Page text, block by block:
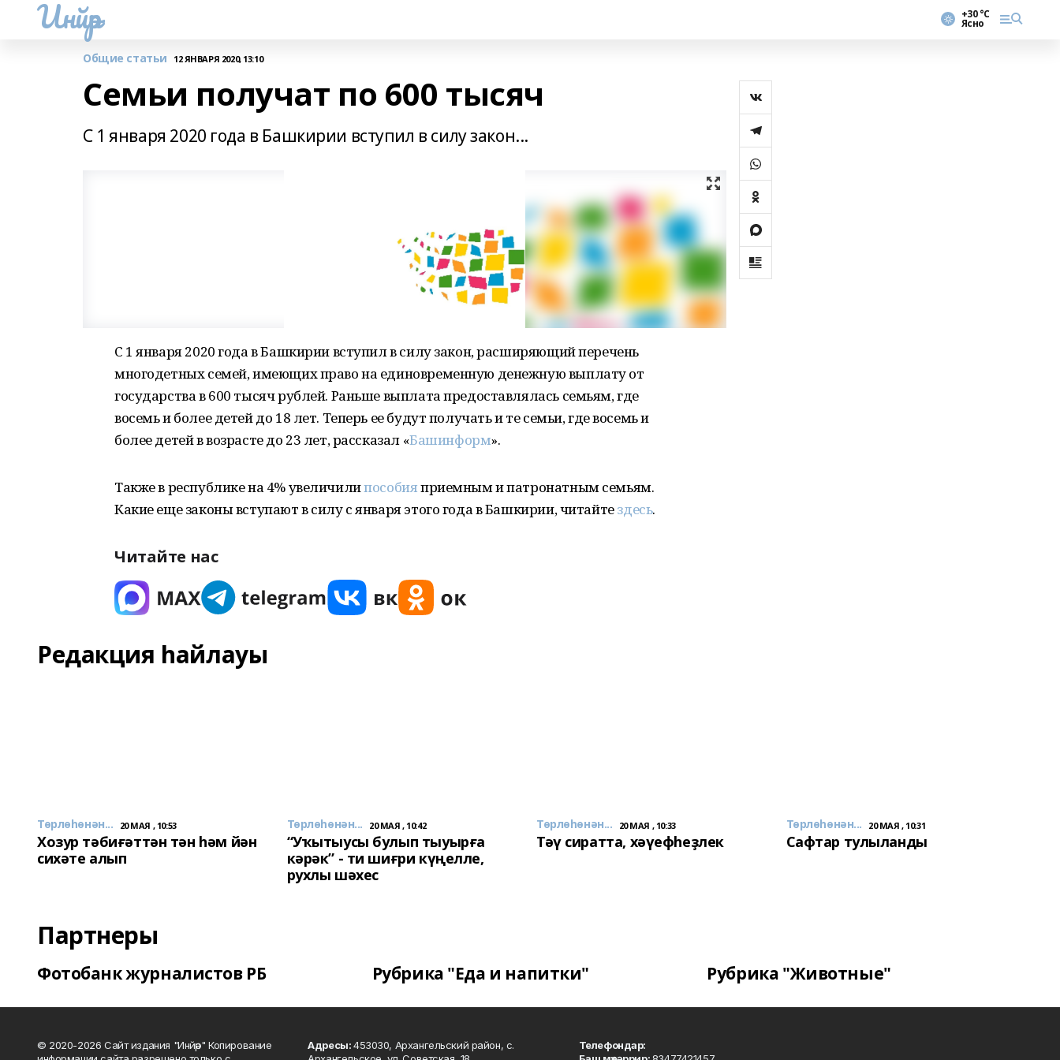
Инйәр +30 °С
Ясно
Общие статьи 12 ЯНВАРЯ 2020, 13:10
Семьи получат по 600 тысяч
С 1 января 2020 года в Башкирии вступил в силу закон...
С 1 января 2020 года в Башкирии вступил в силу закон, расширяющий перечень
многодетных семей, имеющих право на единовременную денежную выплату от
государства в 600 тысяч рублей. Раньше выплата предоставлялась семьям, где
восемь и более детей до 18 лет. Теперь ее будут получать и те семьи, где восемь и
более детей в возрасте до 23 лет, рассказал «Башинформ».
Также в республике на 4% увеличилипособияприемным и патронатным семьям.
Какие еще законы вступают в силу с января этого года в Башкирии, читайтездесь.
Читайте нас
Редакция һайлауы
Төрлөһөнән... 20 МАЯ , 10:53
Хозур тәбиғәттән тән һәм йән
сихәте алып
Төрлөһөнән... 20 МАЯ , 10:42
“Уҡытыусы булып тыуырға
кәрәк” - ти шиғри күңелле,
рухлы шәхес
Төрлөһөнән... 20 МАЯ , 10:33
Тәү сиратта, хәүефһеҙлек
Төрлөһөнән... 20 МАЯ , 10:31
Сафтар тулыланды
Партнеры
Фотобанк журналистов РБ Рубрика "Еда и напитки" Рубрика "Животные"
© 2020-2026 Сайт издания "Инйәр" Копирование
Адресы:453030, Архангельский район, с.
Телефондар: